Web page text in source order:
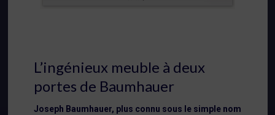
L’ingénieux meuble à deux
portes de Baumhauer
Joseph Baumhauer, plus connu sous le simple nom